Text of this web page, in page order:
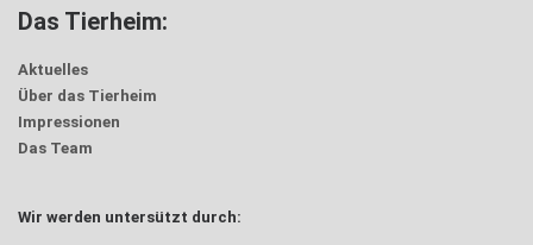
Das Tierheim:
Aktuelles
Über das Tierheim
Impressionen
Das Team
Wir werden untersützt durch: